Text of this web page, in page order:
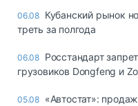
06.08 Кубанский рынок
треть за полгода
06.08 Росстандарт
грузовиков Dongfeng и
05.08 «Автостат»: